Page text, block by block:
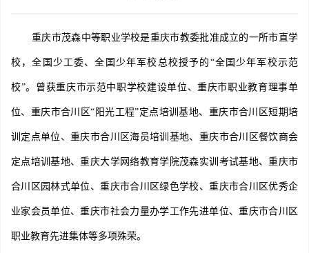
重庆市茂森中等职业学校是重庆市教委批准成立的一所市直学
校，全国少工委、全国少年军校总校授予的“全国少年军校示范
校”。曾获重庆市示范中职学校建设单位、重庆市职业教育理事单
位、重庆市合川区“阳光工程”定点培训基地、重庆市合川区短期培
训定点单位、重庆市合川区海员培训基地、重庆市合川区餐饮商会
定点培训基地、重庆大学网络教育学院茂森实训考试基地、重庆市
合川区园林式单位、重庆市合川区绿色学校、重庆市合川区优秀企
业家会员单位、重庆市社会力量办学工作先进单位、重庆市合川区
职业教育先进集体等多项殊荣。